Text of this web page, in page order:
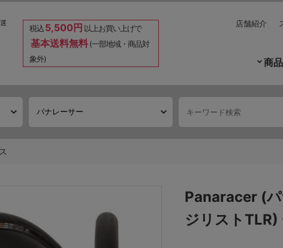
税込5,500円 以上お買い上げで
基本送料無料(一部地域・商品対
象外)
店舗紹介
商
Panaracer (
ジリスト